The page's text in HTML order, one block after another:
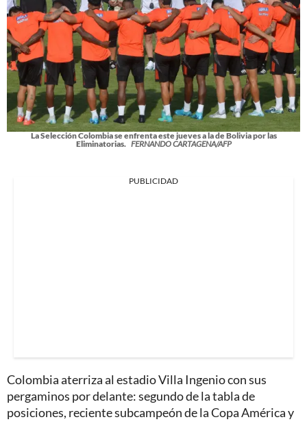
La Selección Colombia se enfrenta este jueves a la de Bolivia por las
Eliminatorias. FERNANDO CARTAGENA/AFP
PUBLICIDAD
Colombia aterriza al estadio Villa Ingenio con sus
pergaminos por delante: segundo de la tabla de
posiciones, reciente subcampeón de la Copa América y